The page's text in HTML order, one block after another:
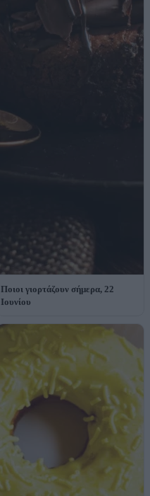
Ποιοι γιορτάζουν σήμερα, 22
Ιουνίου